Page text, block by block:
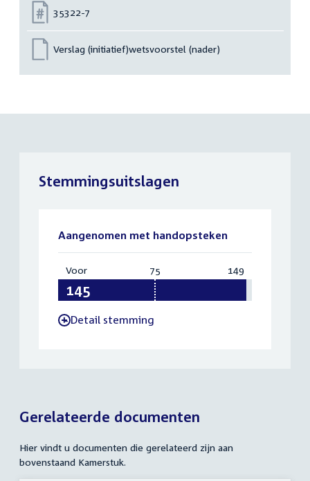
Nummer:
35322-7
Verslag (initiatief)wetsvoorstel (nader)
Stemmingsuitslagen
Aangenomen met handopsteken
Voor:
145
75 149
-Detail stemming
Gerelateerde documenten
Hier vindt u documenten die gerelateerd zijn aan
bovenstaand Kamerstuk.